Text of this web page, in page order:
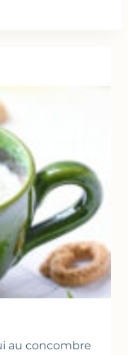
au concombre